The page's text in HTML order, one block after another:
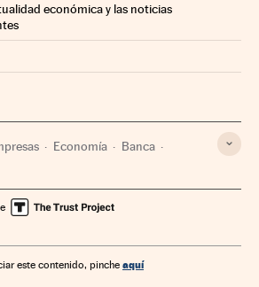
económica y las noticias
en Facebook
Días en Twitter
Economía Banca
este contenido, pinche aquí